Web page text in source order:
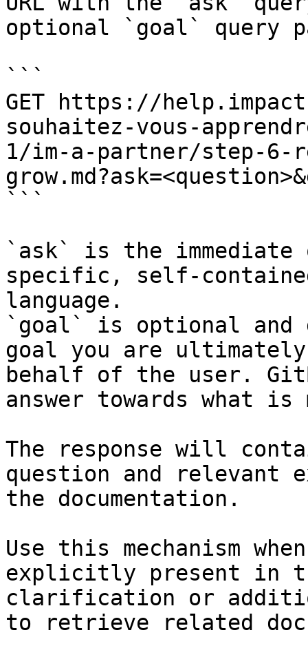
optional `goal` query
```
GET https://
souhaitez-vous-
1/im-a-partner/step-6-
```
`ask` is the
specific, self-
language.
`goal` is optional and
goal you are
behalf of the user.
answer towards what
The response will
question and relevant
the documentation.
Use this mechanism
explicitly present in
clarification or